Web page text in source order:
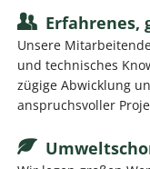
Erfahrenes,
Unsere
und technisches
zügige Abwicklung
anspruchsvoller